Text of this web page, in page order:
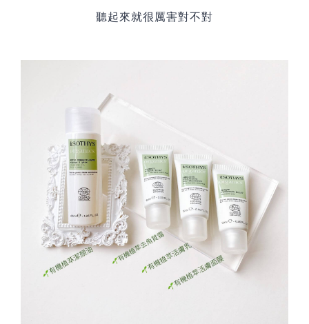
聽起來就很厲害對不對